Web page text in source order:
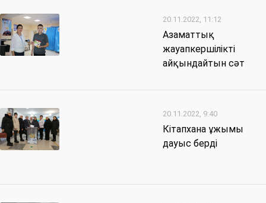
20.11.2022, 11:12
Азаматтық
жауапкершілікті
айқындайтын сәт
20.11.2022, 9:40
Кітапхана ұжымы
дауыс берді